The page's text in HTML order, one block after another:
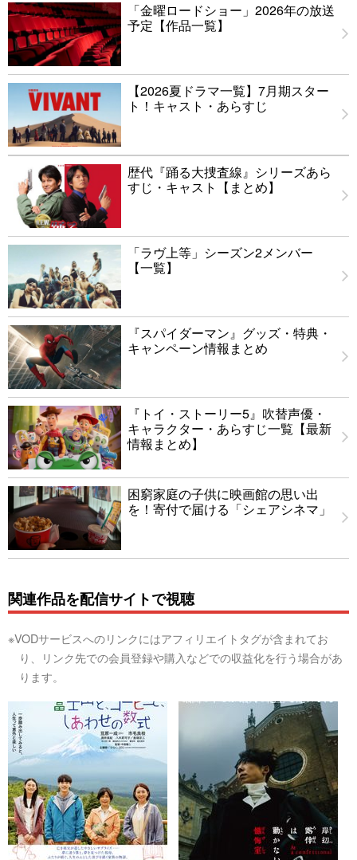
「金曜ロードショー」2026年の放送
予定【作品一覧】
【2026夏ドラマ一覧】7月期スター
ト！キャスト・あらすじ
歴代『踊る大捜査線』シリーズあら
すじ・キャスト【まとめ】
「ラヴ上等」シーズン2メンバー
【一覧】
『スパイダーマン』グッズ・特典・
キャンペーン情報まとめ
『トイ・ストーリー5』吹替声優・
キャラクター・あらすじ一覧【最新
情報まとめ】
困窮家庭の子供に映画館の思い出
を！寄付で届ける「シェアシネマ」
関連作品を配信サイトで視聴
※VODサービスへのリンクにはアフィリエイトタグが含まれてお
り、リンク先での会員登録や購入などでの収益化を行う場合があ
ります。